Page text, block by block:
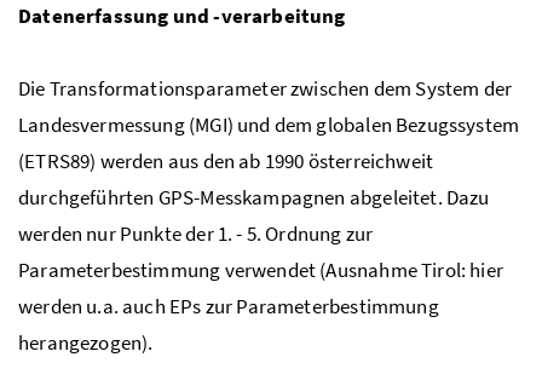
Datenerfassung und -verarbeitung
Die Transformationsparameter zwischen dem System der
Landesvermessung (MGI) und dem globalen Bezugssystem
(ETRS89) werden aus den ab 1990 österreichweit
durchgeführten GPS-Messkampagnen abgeleitet. Dazu
werden nur Punkte der 1. - 5. Ordnung zur
Parameterbestimmung verwendet (Ausnahme Tirol: hier
werden u.a. auch EPs zur Parameterbestimmung
herangezogen).